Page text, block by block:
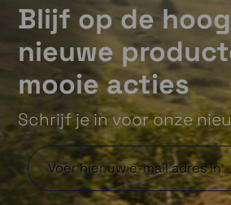
Blijf op de
nieuwe
mooie acties
Schrijf je in voor onze